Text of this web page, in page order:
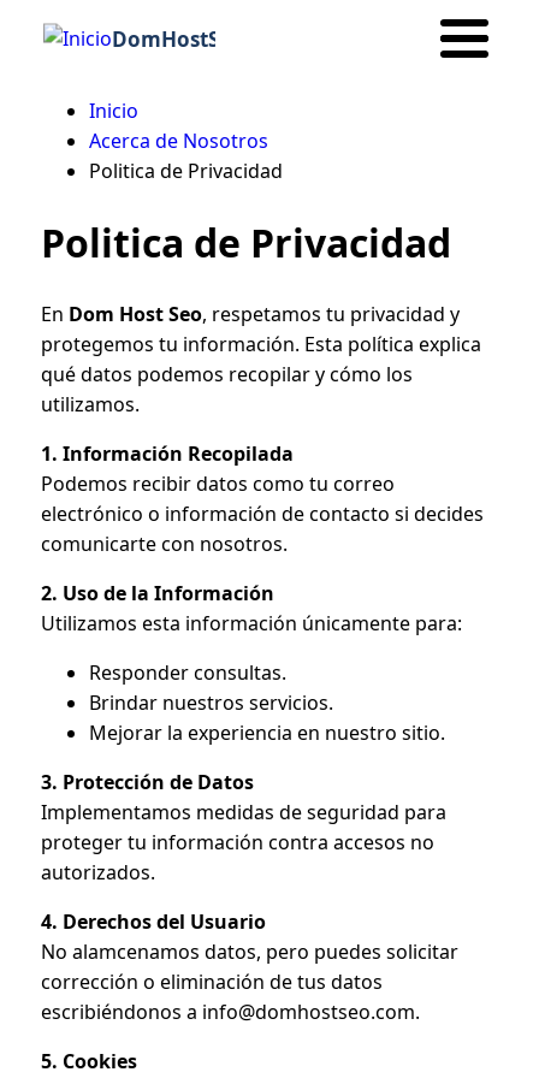
DomHostSeo
Ruta
de
navegación
Inicio
Acerca de Nosotros
Politica de Privacidad
Politica de Privacidad
En Dom Host Seo, respetamos tu privacidad y
protegemos tu información. Esta política explica
qué datos podemos recopilar y cómo los
utilizamos.
1. Información Recopilada
Podemos recibir datos como tu correo
electrónico o información de contacto si decides
comunicarte con nosotros.
2. Uso de la Información
Utilizamos esta información únicamente para:
Responder consultas.
Brindar nuestros servicios.
Mejorar la experiencia en nuestro sitio.
3. Protección de Datos
Implementamos medidas de seguridad para
proteger tu información contra accesos no
autorizados.
4. Derechos del Usuario
No alamcenamos datos, pero puedes solicitar
corrección o eliminación de tus datos
escribiéndonos a info@domhostseo.com.
5. Cookies